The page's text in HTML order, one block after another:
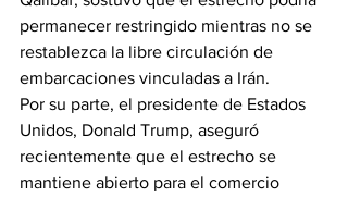
permanecer restringido mientras no se
restablezca la libre circulación de
embarcaciones vinculadas a Irán.
Por su parte, el presidente de Estados
Unidos, Donald Trump, aseguró
recientemente que el estrecho se
mantiene abierto para el comercio